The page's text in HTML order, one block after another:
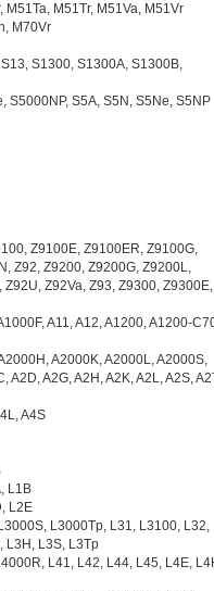
M51Tr, M51Va, M51Vr
M70Vr
S1300, S1300A, S1300B,
S5000NP, S5A, S5N, S5Ne, S5NP
Z9100E, Z9100ER, Z9100G,
Z92, Z9200, Z9200G, Z9200L,
Z92Va, Z93, Z9300, Z9300E,
A11, A12, A1200, A1200-
A2000K, A2000L, A2000S,
A2D, A2G, A2H, A2K, A2L, A2S,
A4S
L1B
L2E
L3000Tp, L31, L3100, L32,
L3H, L3S, L3Tp
L41, L42, L44, L45, L4E,